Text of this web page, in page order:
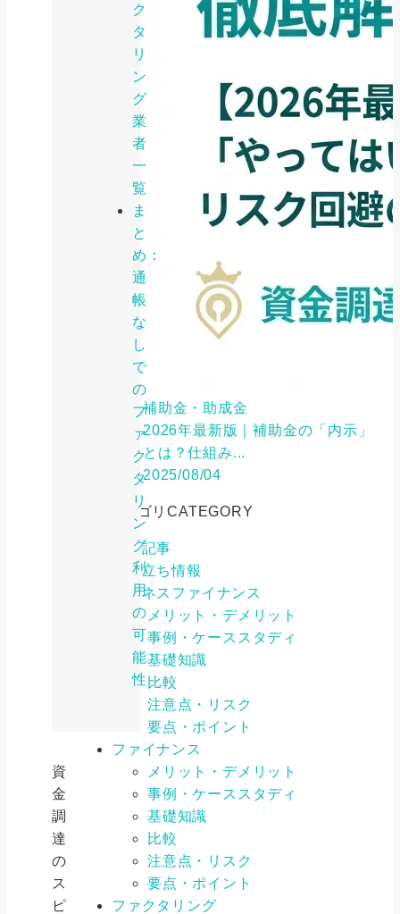
ク
タ
リ
ン
グ
業
者
一
覧
ま
と
め：
通
帳
な
し
で
の
フ
ァ
ク
タ
リ
ン
グ
利
用
の
可
能
性
資
金
調
達
の
ス
ピ
補助金・助成金
2026年最新版｜補助金の「内示」
とは？仕組み...
2025/08/04
カテゴリCATEGORY
特集記事
お役立ち情報
ビジネスファイナンス
メリット・デメリット
事例・ケーススタディ
基礎知識
比較
注意点・リスク
要点・ポイント
ファイナンス
メリット・デメリット
事例・ケーススタディ
基礎知識
比較
注意点・リスク
要点・ポイント
ファクタリング